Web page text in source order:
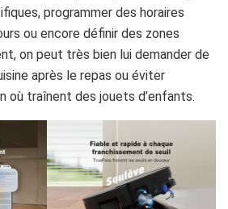
programmer des horaires
ou encore définir des zones
on peut très bien lui demander de
après le repas ou éviter
où traînent des jouets d’enfants.